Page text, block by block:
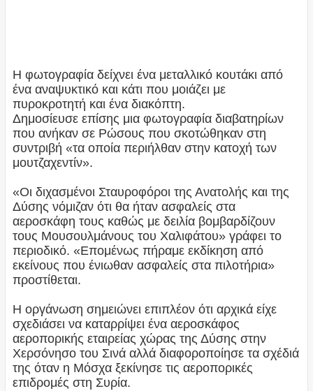
Η φωτογραφία δείχνει ένα μεταλλικό κουτάκι από
ένα αναψυκτικό και κάτι που μοιάζει με
πυροκροτητή και ένα διακόπτη.
Δημοσίευσε επίσης μια φωτογραφία διαβατηρίων
που ανήκαν σε Ρώσους που σκοτώθηκαν στη
συντριβή «τα οποία περιήλθαν στην κατοχή των
μουτζαχεντίν».
«Οι διχασμένοι Σταυροφόροι της Ανατολής και της
Δύσης νόμιζαν ότι θα ήταν ασφαλείς στα
αεροσκάφη τους καθώς με δειλία βομβαρδίζουν
τους Μουσουλμάνους του Χαλιφάτου» γράφει το
περιοδικό. «Επομένως πήραμε εκδίκηση από
εκείνους που ένιωθαν ασφαλείς στα πιλοτήρια»
προστίθεται.
Η οργάνωση σημειώνει επιπλέον ότι αρχικά είχε
σχεδιάσει να καταρρίψει ένα αεροσκάφος
αεροπορικής εταιρείας χώρας της Δύσης στην
Χερσόνησο του Σινά αλλά διαφοροποίησε τα σχέδιά
της όταν η Μόσχα ξεκίνησε τις αεροπορικές
επιδρομές στη Συρία.